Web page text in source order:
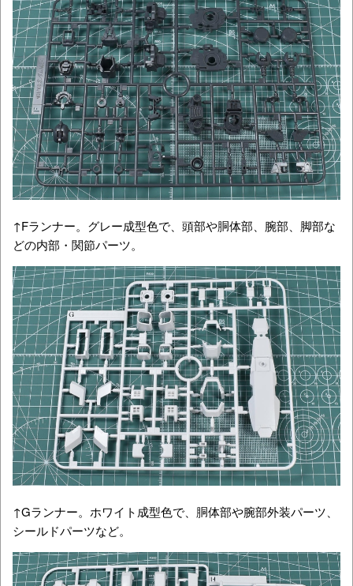
↑Fランナー。グレー成型色で、頭部や胴体部、腕部、脚部な
どの内部・関節パーツ。
↑Gランナー。ホワイト成型色で、胴体部や腕部外装パーツ、
シールドパーツなど。